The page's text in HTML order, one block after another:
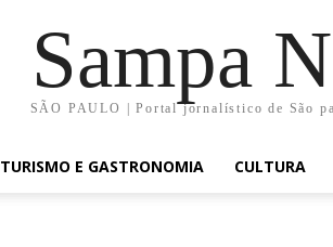
Sampa
SÃO PAULO | Portal jornalístico de São
TURISMO E GASTRONOMIA CULTURA